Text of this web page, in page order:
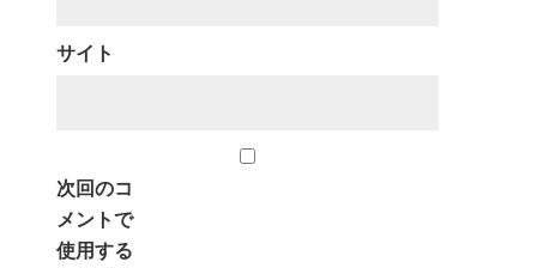
サイト
次回のコ
メントで
使用する